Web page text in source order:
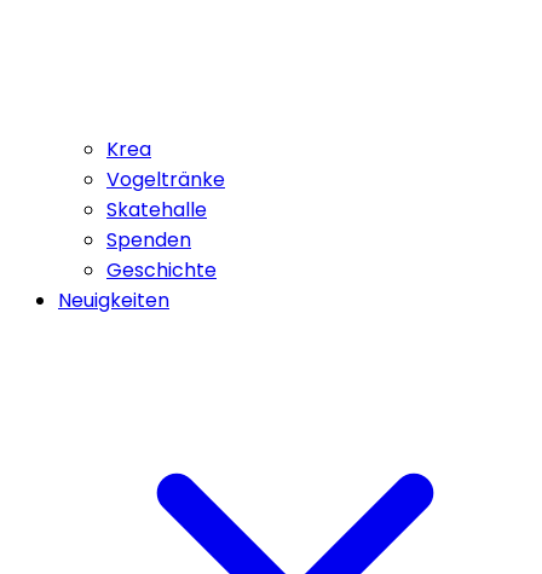
Krea
Vogeltränke
Skatehalle
Spenden
Geschichte
Neuigkeiten